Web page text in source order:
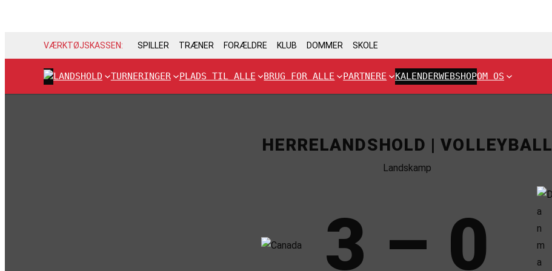
VÆRKTØJSKASSEN: SPILLER TRÆNER FORÆLDRE KLUB DOMMER SKOLE
LANDSHOLD TURNERINGER PLADS TIL ALLE BRUG FOR ALLE PARTNERE KALENDERWEBSHOPOM OS
HERRELANDSHOLD | VOLLEYBALL
Landskamp
3 – 0